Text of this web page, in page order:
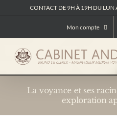
au
CONTACT DE 9H À 19H DU LUN
Mon compte
La voyance et ses
exploration